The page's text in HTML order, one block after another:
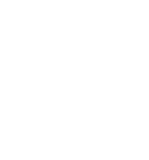
101TV emite la
Unicaja: así es el